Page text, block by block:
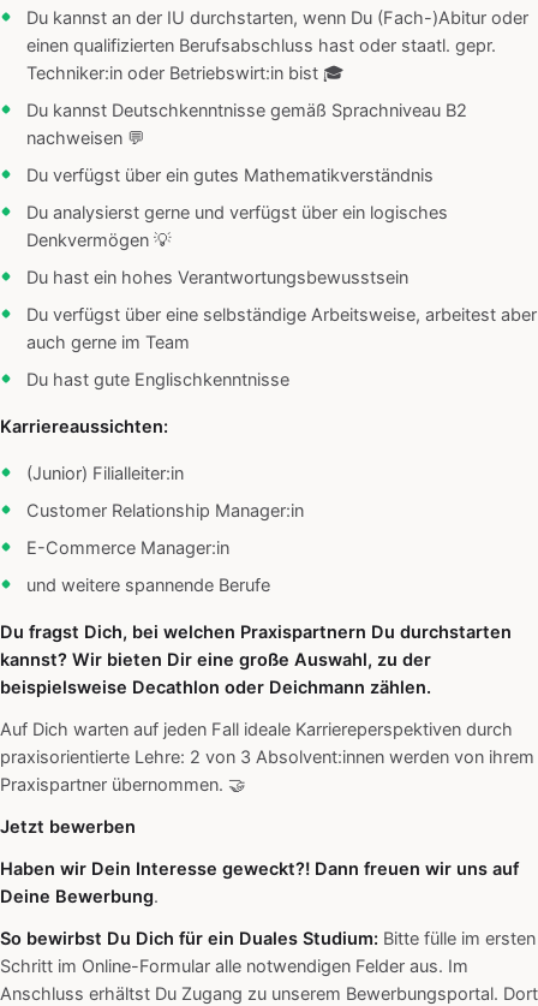
Du kannst an der IU durchstarten, wenn Du (Fach-)Abitur oder
einen qualifizierten Berufsabschluss hast oder staatl. gepr.
Techniker:in oder Betriebswirt:in bist 🎓
Du kannst Deutschkenntnisse gemäß Sprachniveau B2
nachweisen 💬
Du verfügst über ein gutes Mathematikverständnis
Du analysierst gerne und verfügst über ein logisches
Denkvermögen 💡
Du hast ein hohes Verantwortungsbewusstsein
Du verfügst über eine selbständige Arbeitsweise, arbeitest aber
auch gerne im Team
Du hast gute Englischkenntnisse
Karriereaussichten:
(Junior) Filialleiter:in
Customer Relationship Manager:in
E-Commerce Manager:in
und weitere spannende Berufe
Du fragst Dich, bei welchen Praxispartnern Du durchstarten
kannst? Wir bieten Dir eine große Auswahl, zu der
beispielsweise Decathlon oder Deichmann zählen.
Auf Dich warten auf jeden Fall ideale Karriereperspektiven durch
praxisorientierte Lehre: 2 von 3 Absolvent:innen werden von ihrem
Praxispartner übernommen. 🤝
Jetzt bewerben
Haben wir Dein Interesse geweckt?! Dann freuen wir uns auf
Deine Bewerbung.
So bewirbst Du Dich für ein Duales Studium: Bitte fülle im ersten
Schritt im Online-Formular alle notwendigen Felder aus. Im
Anschluss erhältst Du Zugang zu unserem Bewerbungsportal. Dort